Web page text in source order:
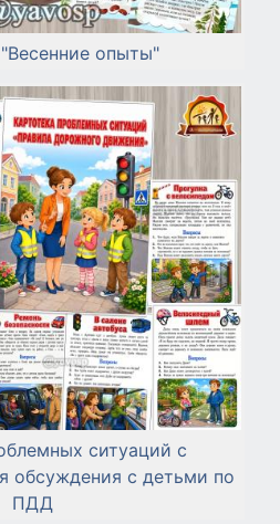
опыты"
ситуаций с
обсуждения с детьми по
ПДД